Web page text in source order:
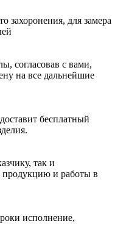
захоронения, для замера
согласовав с вами,
на все дальнейшие
бесплатный
так и
и работы в
исполнение,